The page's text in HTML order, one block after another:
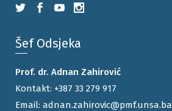
Šef Odsjeka
Prof. dr. Adnan Zahirović
Kontakt: +387 33 279 917
Email: adnan.zahirovic@pmf.unsa.ba